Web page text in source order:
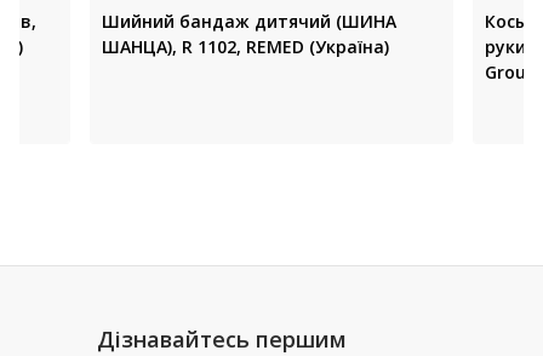
Шийний бандаж дитячий (ШИНА
ШАНЦА), R 1102, REMED (Україна)
руки
Group
Дізнавайтесь першим